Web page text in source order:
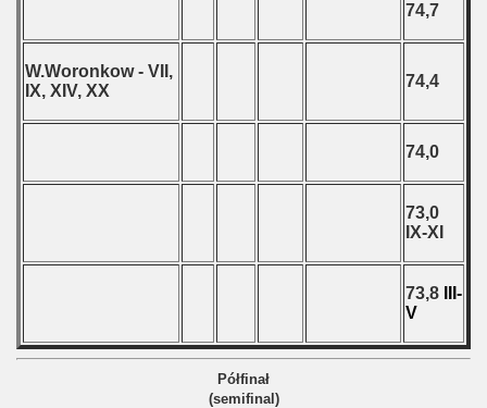
74,7
W.Woronkow - VII,
IX, XIV, XX
74,4
74,0
73,0
IX-XI
73,8
III-
V
Półfinał
(semifinal)